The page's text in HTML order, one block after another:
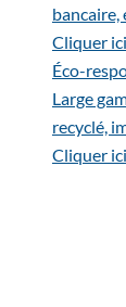
bancaire,
Cliquer ici
Éco-
Large
recyclé,
Cliquer ici